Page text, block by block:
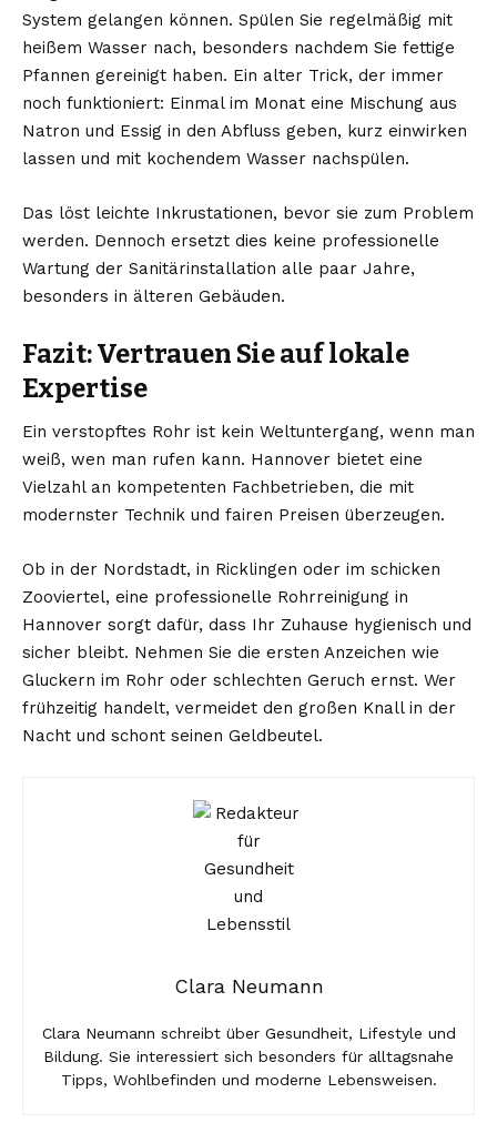
System gelangen können. Spülen Sie regelmäßig mit
heißem Wasser nach, besonders nachdem Sie fettige
Pfannen gereinigt haben. Ein alter Trick, der immer
noch funktioniert: Einmal im Monat eine Mischung aus
Natron und Essig in den Abfluss geben, kurz einwirken
lassen und mit kochendem Wasser nachspülen.
Das löst leichte Inkrustationen, bevor sie zum Problem
werden. Dennoch ersetzt dies keine professionelle
Wartung der Sanitärinstallation alle paar Jahre,
besonders in älteren Gebäuden.
Fazit: Vertrauen Sie auf lokale
Expertise
Ein verstopftes Rohr ist kein Weltuntergang, wenn man
weiß, wen man rufen kann. Hannover bietet eine
Vielzahl an kompetenten Fachbetrieben, die mit
modernster Technik und fairen Preisen überzeugen.
Ob in der Nordstadt, in Ricklingen oder im schicken
Zooviertel, eine professionelle Rohrreinigung in
Hannover sorgt dafür, dass Ihr Zuhause hygienisch und
sicher bleibt. Nehmen Sie die ersten Anzeichen wie
Gluckern im Rohr oder schlechten Geruch ernst. Wer
frühzeitig handelt, vermeidet den großen Knall in der
Nacht und schont seinen Geldbeutel.
Clara Neumann
Clara Neumann schreibt über Gesundheit, Lifestyle und
Bildung. Sie interessiert sich besonders für alltagsnahe
Tipps, Wohlbefinden und moderne Lebensweisen.